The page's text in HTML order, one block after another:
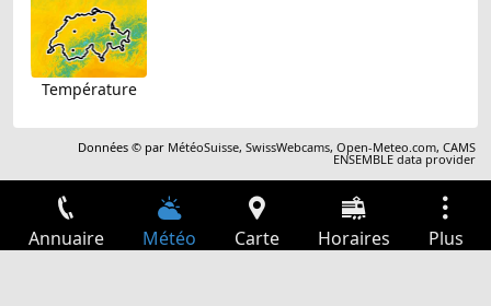
Température
Données © par MétéoSuisse,SwissWebcams,Open-Meteo.com,CAMS
ENSEMBLE data provider
Annuaire Météo Carte Horaires Plus